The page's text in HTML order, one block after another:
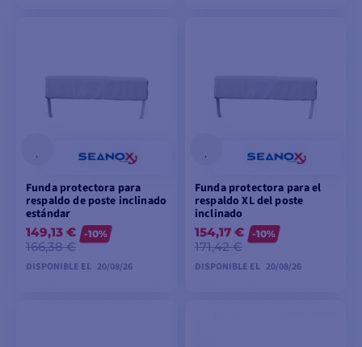
Funda protectora para
respaldo de poste inclinado
estándar
149,13 €
166,38 €
-10%
DISPONIBLE EL 20/08/26
Funda protectora para el
respaldo XL del poste
inclinado
154,17 €
171,42 €
-10%
DISPONIBLE EL 20/08/26